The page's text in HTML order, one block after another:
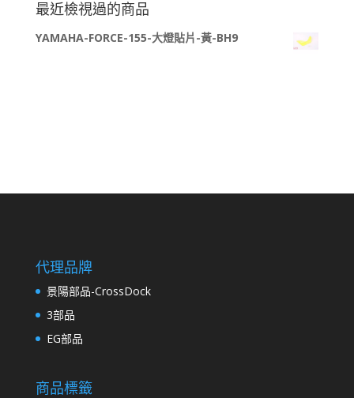
字:
最近檢視過的商品
YAMAHA-FORCE-155-大燈貼片-黃-BH9
代理品牌
景陽部品-CrossDock
3部品
EG部品
商品標籤